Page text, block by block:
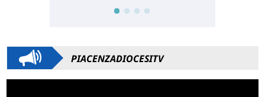
PIACENZADIOCESITV